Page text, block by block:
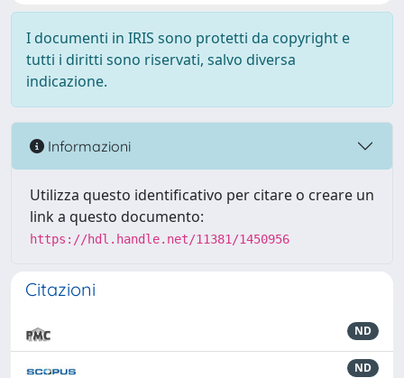
I documenti in IRIS sono protetti da copyright e
tutti i diritti sono riservati, salvo diversa
indicazione.
Informazioni
Utilizza questo identificativo per citare o creare un
link a questo documento:
https://hdl.handle.net/11381/1450956
Citazioni
ND
ND